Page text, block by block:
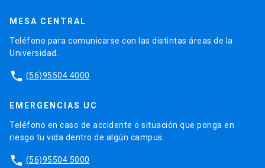
MESA CENTRAL
Teléfono para comunicarse con las distintas áreas de la
Universidad.
phone (56)95504 4000
EMERGENCIAS UC
Teléfono en caso de accidente o situación que ponga en
riesgo tu vida dentro de algún campus.
phone (56)95504 5000